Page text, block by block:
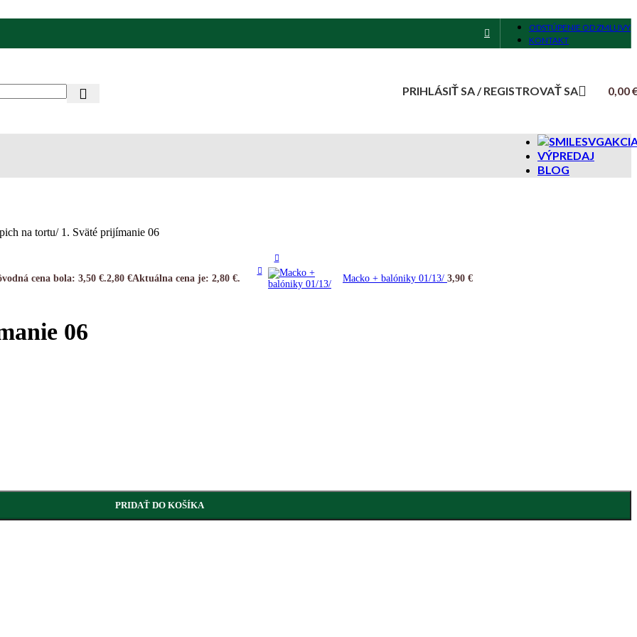
ODSTÚPENIE OD ZMLUVY
KONTAKT
PRIHLÁSIŤ SA / REGISTROVAŤ SA 0,00
VÝPREDAJ
BLOG
na tortu/ 1. Sväté prijímanie 06
cena bola: 3,50 €.2,80 €Aktuálna cena je: 2,80 €. Macko + balóniky 01/13/ 3,90 €
06
PRIDAŤ DO KOŠÍKA